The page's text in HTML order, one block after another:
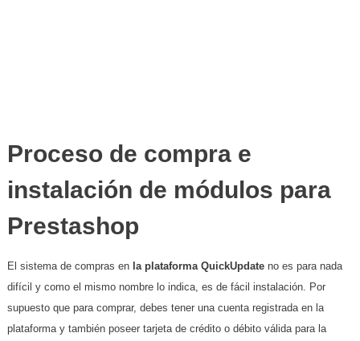
Proceso de compra e
instalación de módulos para
Prestashop
El sistema de compras en la plataforma QuickUpdate no es para nada
difícil y como el mismo nombre lo indica, es de fácil instalación. Por
supuesto que para comprar, debes tener una cuenta registrada en la
plataforma y también poseer tarjeta de crédito o débito válida para la